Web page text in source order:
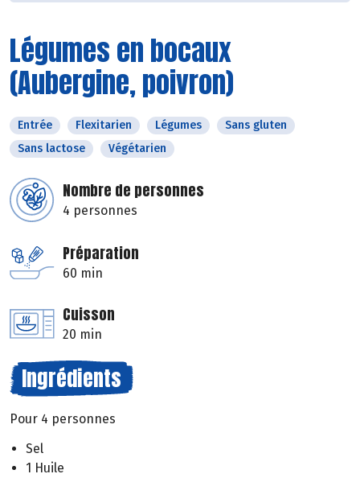
Légumes en bocaux
(Aubergine, poivron)
Entrée Flexitarien Légumes
Sans gluten
Sans lactose
Végétarien
Nombre de personnes
4 personnes
Préparation
60 min
Cuisson
20 min
Ingrédients
Pour 4 personnes
Sel
1 Huile